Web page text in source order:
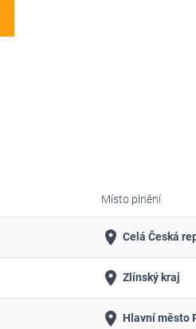
Místo plnění
place Celá Česká
place Zlínský kraj
place Hlavní město